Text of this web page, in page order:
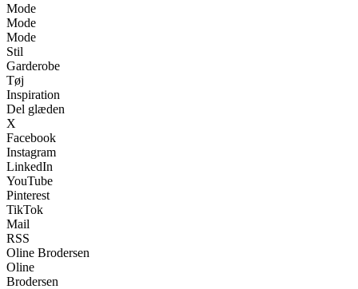
Mode
Mode
Mode
Stil
Garderobe
Tøj
Inspiration
Del glæden
X
Facebook
Instagram
LinkedIn
YouTube
Pinterest
TikTok
Mail
RSS
Oline Brodersen
Oline
Brodersen